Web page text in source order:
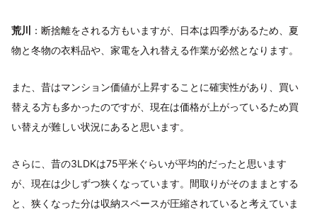
荒川
：断捨離をされる方もいますが、日本は四季があるため、夏
物と冬物の衣料品や、家電を入れ替える作業が必然となります。
また、昔はマンション価値が上昇することに確実性があり、買い
替える方も多かったのですが、現在は価格が上がっているため買
い替えが難しい状況にあると思います。
さらに、昔の3LDKは75平米ぐらいが平均的だったと思います
が、現在は少しずつ狭くなっています。間取りがそのままとする
と、狭くなった分は収納スペースが圧縮されていると考えていま